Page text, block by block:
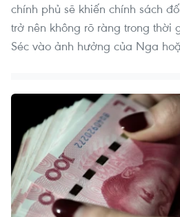
chính phủ sẽ khiến chính sách
trở nên không rõ ràng trong thời
Séc vào ảnh hưởng của Nga